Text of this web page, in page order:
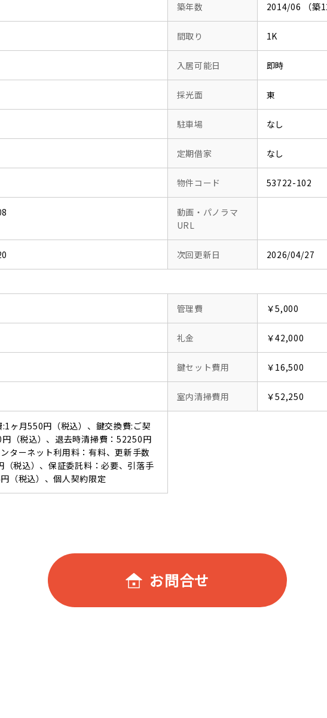
築年数 2014/06 （築
間取り 1K
入居可能日 即時
採光面 東
駐車場 なし
定期借家 なし
物件コード 53722-102
動画・パノラマ
URL
次回更新日 2026/04/27
管理費 ￥5,000
礼金 ￥42,000
鍵セット費用 ￥16,500
室内清掃費用 ￥52,250
ヶ月550円（税込）、鍵交換費:ご契
（税込）、退去時清掃費：52250円
ターネット利用料：有料、更新手数
（税込）、保証委託料：必要、引落手
（税込）、個人契約限定
お問合せ